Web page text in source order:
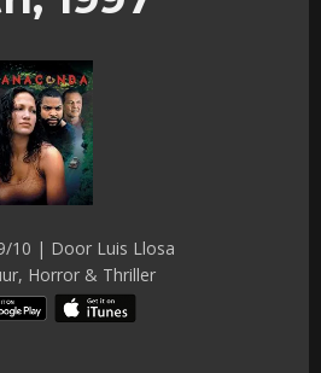
10 | Door Luis Llosa
Horror & Thriller